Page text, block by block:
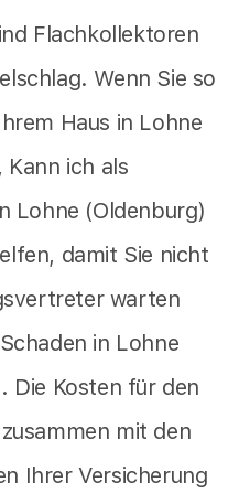
Flachkollektoren
Wenn Sie so
Haus in Lohne
ich als
Lohne (Oldenburg)
damit Sie nicht
warten
in Lohne
Die Kosten für den
mit den
Ihrer Versicherung